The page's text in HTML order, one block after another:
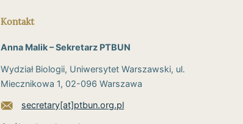
Kontakt
Anna Malik – Sekretarz PTBUN
Wydział Biologii, Uniwersytet Warszawski, ul.
Miecznikowa 1, 02-096 Warszawa
secretary[at]ptbun.org.pl